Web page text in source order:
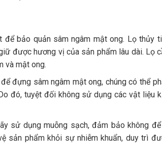
bảo quản sâm ngâm mật ong. Lọ thủy
được hương vị của sản phẩm lâu dài. Lọ
và mật ong.
đựng sâm ngâm mật ong, chúng có thể
đó, tuyệt đối không sử dụng các vật liệu
sử dụng muỗng sạch, đảm bảo không
sản phẩm khỏi sự nhiễm khuẩn, duy trì